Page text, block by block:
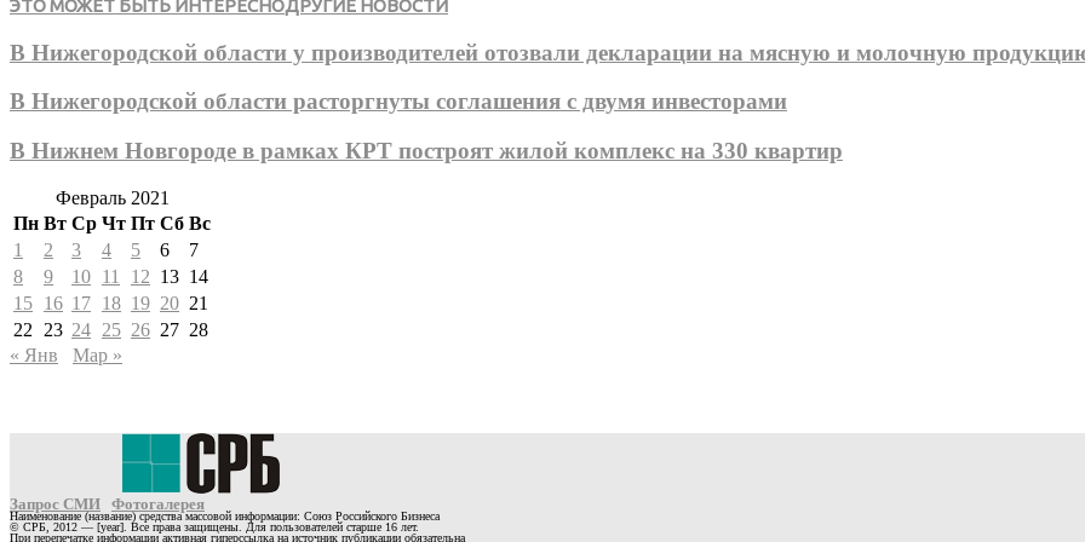
ЭТО МОЖЕТ БЫТЬ ИНТЕРЕСНОДРУГИЕ НОВОСТИ
В Нижегородской области у производителей отозвали декларации на мясную и молочную
В Нижегородской области расторгнуты соглашения с двумя инвесторами
В Нижнем Новгороде в рамках КРТ построят жилой комплекс на 330 квартир
Февраль 2021
Пн Вт Ср Чт Пт Сб Вс
1
2 3 4 5 6
7
8
9 10 11 12 13 14
15 16 17 18 19 20 21
22
23 24 25 26 27 28
« Янв
Мар »
Запрос СМИ Фотогалерея
Наименование (название) средства массовой информации: Союз Российского Бизнеса
© СРБ, 2012 — [year]. Все права защищены. Для пользователей старше 16 лет.
При перепечатке информации активная гиперссылка на источник публикации обязательна